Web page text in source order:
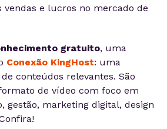
vendas e lucros no mercado de
gratuito, uma
Conexão KingHost: uma
conteúdos relevantes. São
de vídeo com foco em
gestão, marketing digital, design